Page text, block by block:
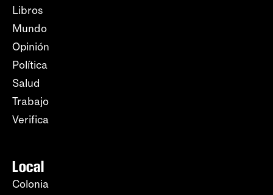
Libros
Mundo
Opinión
Política
Salud
Trabajo
Verifica
Local
Colonia